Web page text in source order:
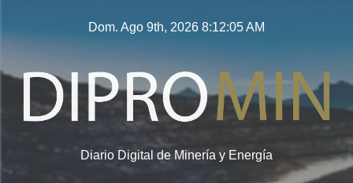
Dom. Ago 9th, 2026 8:12:05 AM
Diario Digital de Minería y Energía